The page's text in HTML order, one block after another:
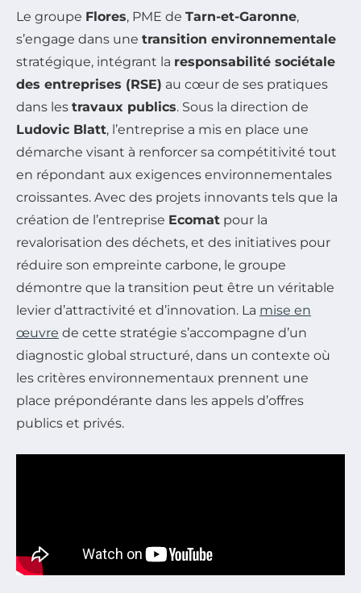
Le groupe Flores, PME de Tarn-et-Garonne,
s’engage dans une transition environnementale
stratégique, intégrant la responsabilité sociétale
des entreprises (RSE) au cœur de ses pratiques
dans les travaux publics. Sous la direction de
Ludovic Blatt, l’entreprise a mis en place une
démarche visant à renforcer sa compétitivité tout
en répondant aux exigences environnementales
croissantes. Avec des projets innovants tels que la
création de l’entreprise Ecomat pour la
revalorisation des déchets, et des initiatives pour
réduire son empreinte carbone, le groupe
démontre que la transition peut être un véritable
levier d’attractivité et d’innovation. La mise en
œuvre de cette stratégie s’accompagne d’un
diagnostic global structuré, dans un contexte où
les critères environnementaux prennent une
place prépondérante dans les appels d’offres
publics et privés.